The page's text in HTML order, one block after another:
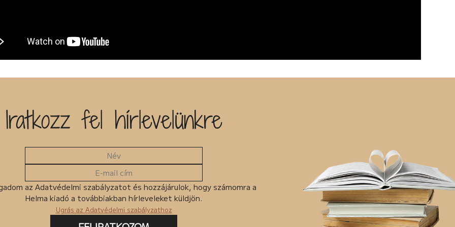
Iratkozz fel hírlevelünkre
az Adatvédelmi szabályzatot és hozzájárulok, hogy számomra a
Helma kiadó a továbbiakban hírleveleket küldjön.
Ugrás az Adatvédelmi szabályzathoz